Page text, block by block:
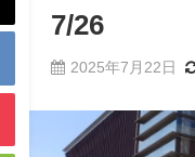
7/26
2025年7月22日